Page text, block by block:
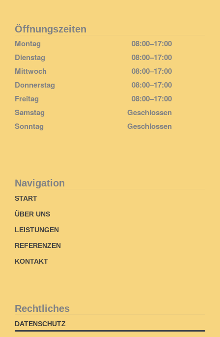
a k n
Öffnungszeiten
Montag
08:00–17:00
Dienstag
08:00–17:00
Mittwoch
08:00–17:00
Donnerstag
08:00–17:00
Freitag
08:00–17:00
Samstag
Geschlossen
Sonntag
Geschlossen
Navigation
START
ÜBER UNS
LEISTUNGEN
REFERENZEN
KONTAKT
Rechtliches
DATENSCHUTZ